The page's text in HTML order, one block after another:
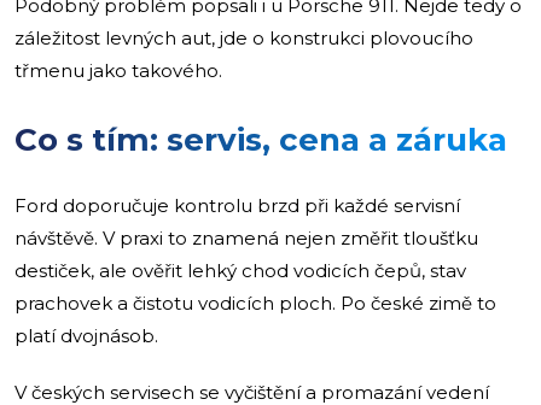
Podobný problém popsali i u Porsche 911. Nejde tedy o
záležitost levných aut, jde o konstrukci plovoucího
třmenu jako takového.
Co s tím: servis, cena a záruka
Ford doporučuje kontrolu brzd při každé servisní
návštěvě. V praxi to znamená nejen změřit tloušťku
destiček, ale ověřit lehký chod vodicích čepů, stav
prachovek a čistotu vodicích ploch. Po české zimě to
platí dvojnásob.
V českých servisech se vyčištění a promazání vedení